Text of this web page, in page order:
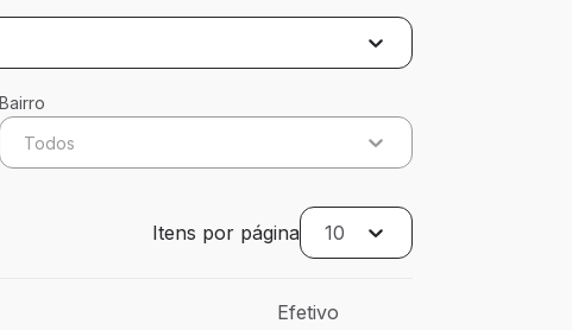
Bairro
Todos
Itens por página 10
Efetivo